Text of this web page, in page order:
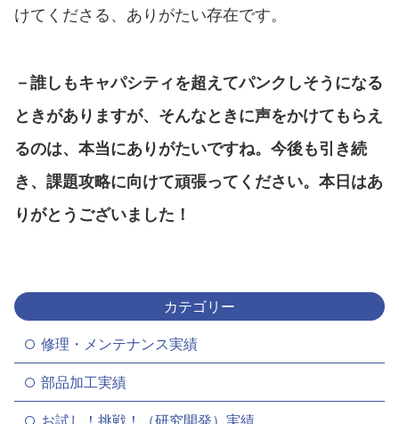
けてくださる、ありがたい存在です。
－誰しもキャパシティを超えてパンクしそうになる
ときがありますが、そんなときに声をかけてもらえ
るのは、本当にありがたいですね。今後も引き続
き、課題攻略に向けて頑張ってください。本日はあ
りがとうございました！
カテゴリー
修理・メンテナンス実績
部品加工実績
お試し！挑戦！（研究開発）実績